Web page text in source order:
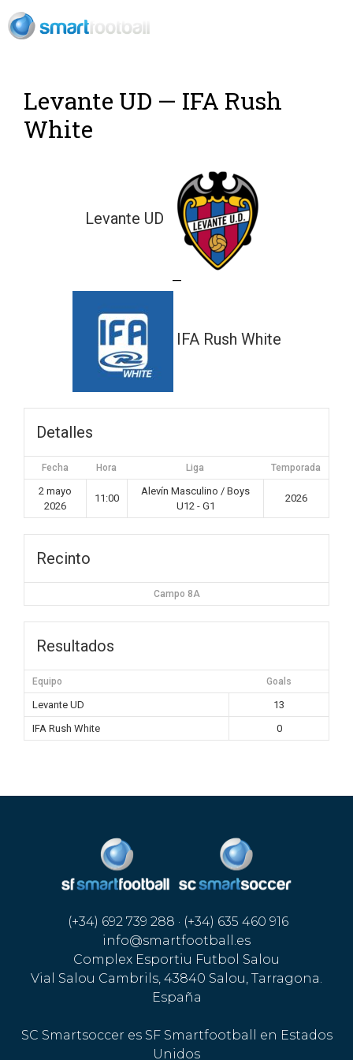
Levante UD — IFA Rush
White
Levante UD
—
IFA Rush White
Detalles
Fecha Hora Liga Temporada
2 mayo
2026
11:00
Alevín Masculino / Boys
U12 - G1
2026
Recinto
Campo 8A
Resultados
Equipo Goals
Levante UD
13
IFA Rush White
0
(+34) 692 739 288 · (+34) 635 460 916
info@smartfootball.es
Complex Esportiu Futbol Salou
Vial Salou Cambrils, 43840 Salou, Tarragona.
España
SC Smartsoccer es SF Smartfootball en Estados
Unidos